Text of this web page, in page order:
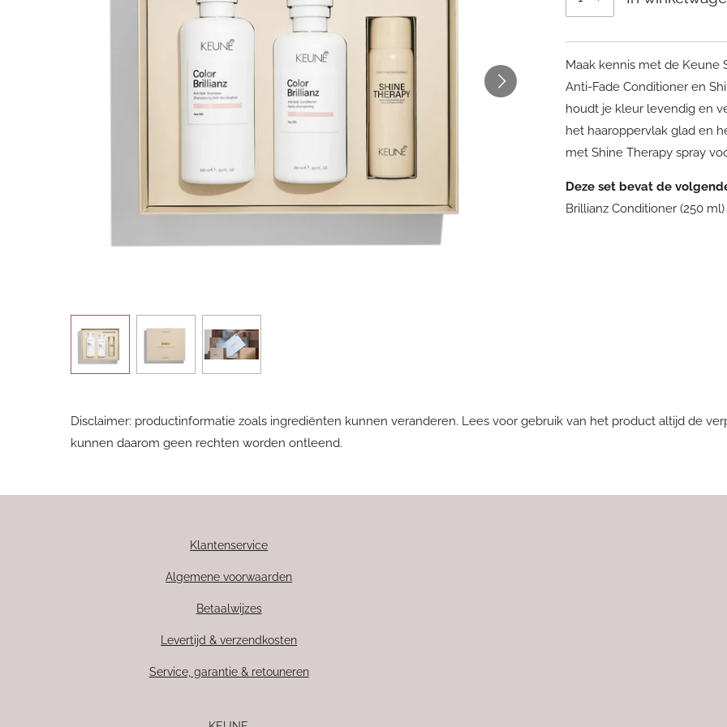
Maak kennis met de Keune
Anti-Fade Conditioner en
houdt je kleur levendig en
het haaroppervlak glad en
met Shine Therapy spray
Deze set bevat de
Brillianz Conditioner (250
Disclaimer: productinformatie zoals ingrediënten kunnen veranderen. Lees voor gebruik van het product altijd de
kunnen daarom geen rechten worden ontleend.
Klantenservice
Algemene voorwaarden
Betaalwijzes
Levertijd & verzendkosten
Service, garantie & retouneren